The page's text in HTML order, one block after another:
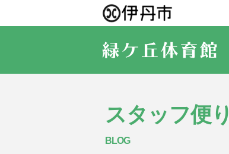
スタッフ便り
BLOG